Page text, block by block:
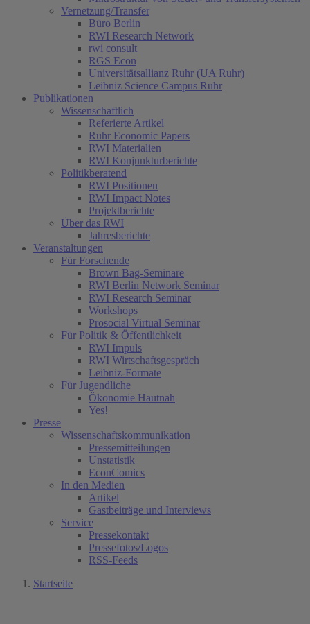
Vernetzung/Transfer
Büro Berlin
RWI Research Network
rwi consult
RGS Econ
Universitätsallianz Ruhr (UA Ruhr)
Leibniz Science Campus Ruhr
Publikationen
Wissenschaftlich
Referierte Artikel
Ruhr Economic Papers
RWI Materialien
RWI Konjunkturberichte
Politikberatend
RWI Positionen
RWI Impact Notes
Projektberichte
Über das RWI
Jahresberichte
Veranstaltungen
Für Forschende
Brown Bag-Seminare
RWI Berlin Network Seminar
RWI Research Seminar
Workshops
Prosocial Virtual Seminar
Für Politik & Öffentlichkeit
RWI Impuls
RWI Wirtschaftsgespräch
Leibniz-Formate
Für Jugendliche
Ökonomie Hautnah
Yes!
Presse
Wissenschaftskommunikation
Pressemitteilungen
Unstatistik
EconComics
In den Medien
Artikel
Gastbeiträge und Interviews
Service
Pressekontakt
Pressefotos/Logos
RSS-Feeds
Startseite